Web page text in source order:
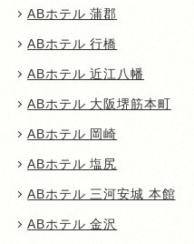
ABホテル 蒲郡
ABホテル 行橋
ABホテル 近江八幡
ABホテル 大阪堺筋本町
ABホテル 岡崎
ABホテル 塩尻
ABホテル 三河安城 本館
ABホテル 金沢